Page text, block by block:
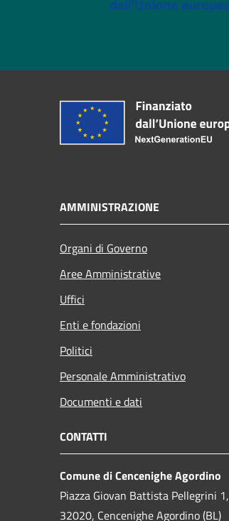
AMMINISTRAZIONE
Organi di Governo
Aree Amministrative
Uffici
Enti e fondazioni
Politici
Personale Amministrativo
Documenti e dati
CONTATTI
Comune di Cencenighe Agordino
Piazza Giovan Battista Pellegrini 1,
32020, Cencenighe Agordino (BL)